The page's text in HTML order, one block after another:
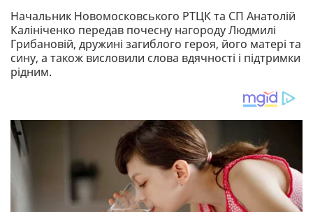
Начальник Новомосковського РТЦК та СП Анатолій
Калініченко передав почесну нагороду Людмилі
Грибановій, дружині загиблого героя, його матері та
сину, а також висловили слова вдячності і підтримки
рідним.